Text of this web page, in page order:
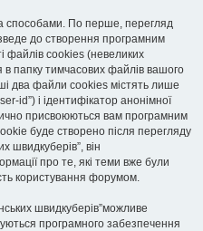
способами. По перше, перегляд
до створення програмним
файлів cookies (невеликих
в папку тимчасових файлів вашого
два файли cookies містять лише
id”) і ідентифікатор анонімної
присвоюються вам програмним
буде створено після перегляду
швидкуберів”, він
про те, які теми вже були
користування форумом.
швидкуберів”можливе
програмного забезпечення